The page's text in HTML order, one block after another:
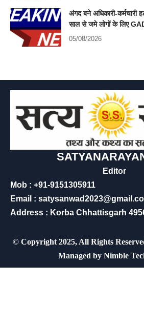
अंगद बने अधिकारी-कर्मचारी
साल से जमे लोगों के लिए
05/08/2026
Editor
Mob : +91-9151305911
Email :
Address : Korba Chhattisgarh
© Copyright 2025, All Rights
Managed by Nimble